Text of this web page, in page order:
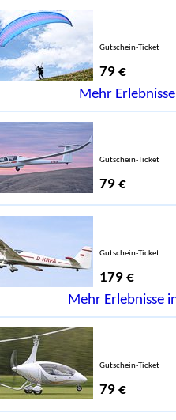
Gutschein-Ticket
79 €
Mehr
Gutschein-Ticket
79 €
Gutschein-Ticket
179 €
Mehr Erlebnisse
Gutschein-Ticket
79 €